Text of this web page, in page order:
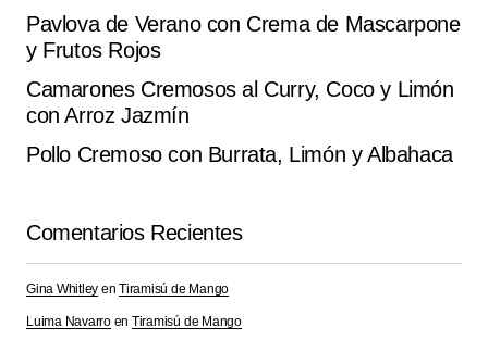
Pavlova de Verano con Crema de Mascarpone
y Frutos Rojos
Camarones Cremosos al Curry, Coco y Limón
con Arroz Jazmín
Pollo Cremoso con Burrata, Limón y Albahaca
Comentarios Recientes
Gina Whitley enTiramisú de Mango
Luima Navarroen Tiramisú de Mango